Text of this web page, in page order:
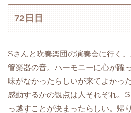
72日目
Sさんと吹奏楽団の演奏会に行く
管楽器の音。ハーモニーに心が躍
味がなかったらしいが来てよかっ
感動するかの観点は人それぞれ。S
っ越すことが決まったらしい。帰